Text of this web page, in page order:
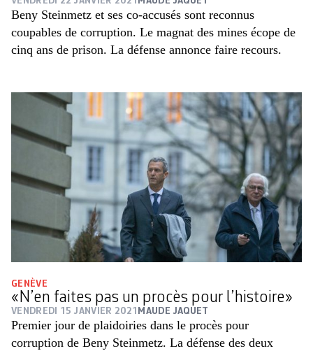
Beny Steinmetz et ses co-accusés sont reconnus
coupables de corruption. Le magnat des mines écope de
cinq ans de prison. La défense annonce faire recours.
GENÈVE
«N’en faites pas un procès pour l’histoire»
VENDREDI 15 JANVIER 2021 MAUDE JAQUET
Premier jour de plaidoiries dans le procès pour
corruption de Beny Steinmetz. La défense des deux